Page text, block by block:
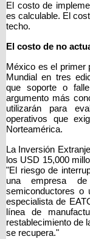
El costo de
es calculable. El
techo.
El costo de no
México es el primer
Mundial en tres
que soporte o
argumento más
utilizarán para
operativos que
Norteamérica.
La Inversión
los USD 15,000
"El riesgo de
una empresa
semiconductores o
especialista de
línea de
restablecimiento de
se recupera."